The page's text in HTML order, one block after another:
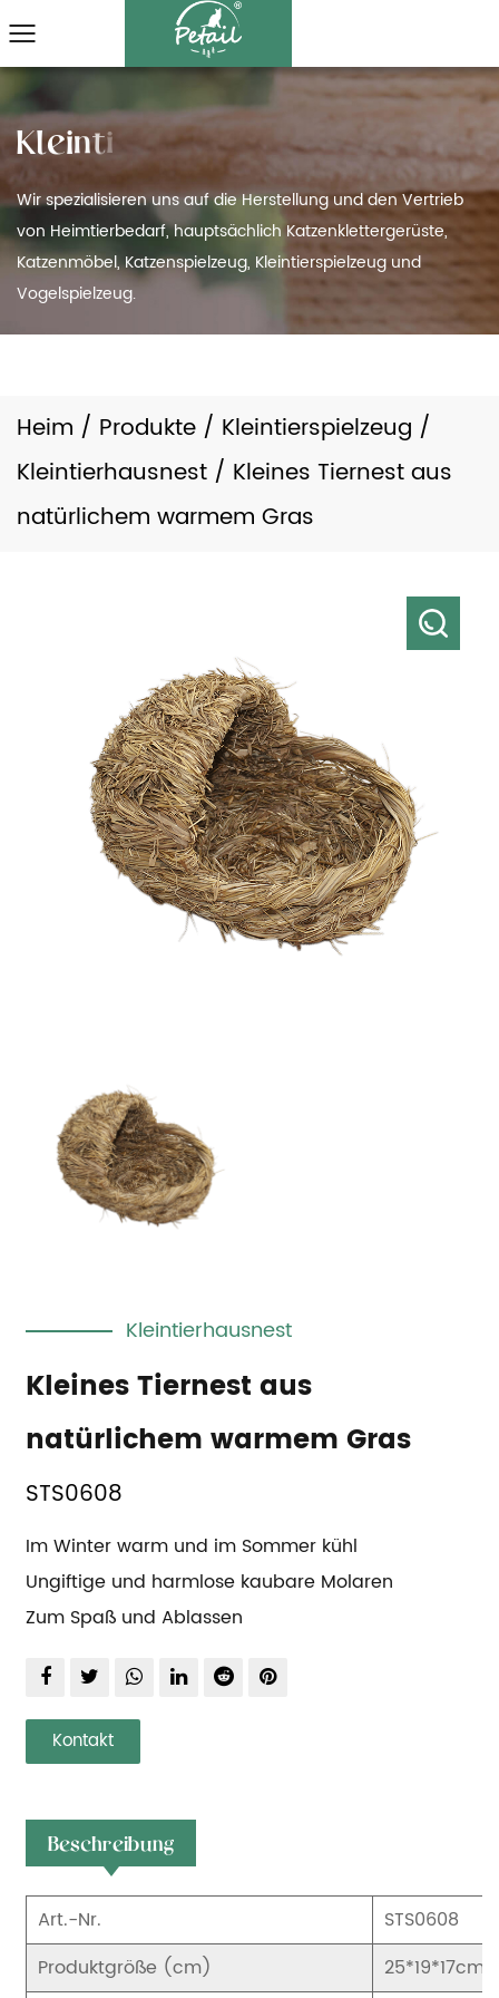
Wir spezialisieren uns auf die Herstellung und den Vertrieb
von Heimtierbedarf, hauptsächlich Katzenklettergerüste,
Katzenmöbel, Katzenspielzeug, Kleintierspielzeug und
Vogelspielzeug.
Heim / Produkte / Kleintierspielzeug /
Kleintierhausnest / Kleines Tiernest aus
natürlichem warmem Gras
Kleintierhausnest
Kleines Tiernest aus
natürlichem warmem Gras
STS0608
Im Winter warm und im Sommer kühl
Ungiftige und harmlose kaubare Molaren
Zum Spaß und Ablassen
Kontakt
Beschreibung
Art.-Nr.
STS0608
Produktgröße (cm)
25*19*17cm